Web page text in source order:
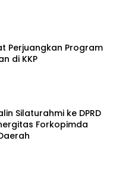
Perjuangkan Program
di KKP
Silaturahmi ke DPRD
Forkopimda